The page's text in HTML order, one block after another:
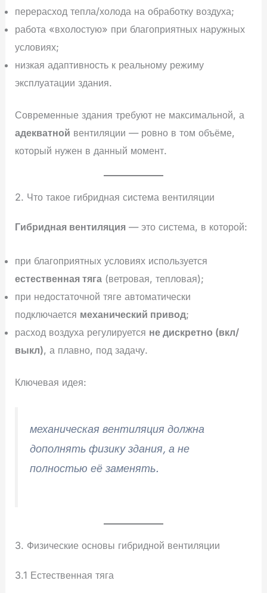
перерасход тепла/холода на обработку воздуха;
работа «вхолостую» при благоприятных наружных
условиях;
низкая адаптивность к реальному режиму
эксплуатации здания.
Современные здания требуют не максимальной, а
адекватной вентиляции — ровно в том объёме,
который нужен в данный момент.
2. Что такое гибридная система вентиляции
Гибридная вентиляция — это система, в которой:
при благоприятных условиях используется
естественная тяга (ветровая, тепловая);
при недостаточной тяге автоматически
подключается механический привод;
расход воздуха регулируется не дискретно (вкл/
выкл), а плавно, под задачу.
Ключевая идея:
механическая вентиляция должна
дополнять физику здания, а не
полностью её заменять.
3. Физические основы гибридной вентиляции
3.1 Естественная тяга